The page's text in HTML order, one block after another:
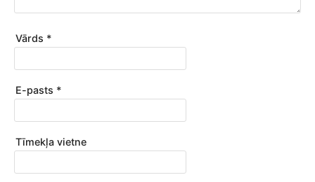
Vārds *
E-pasts *
Tīmekļa vietne